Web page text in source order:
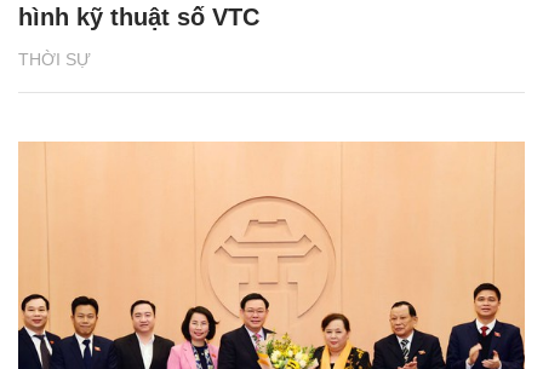
THỜI SỰ
hình kỹ thuật số VTC